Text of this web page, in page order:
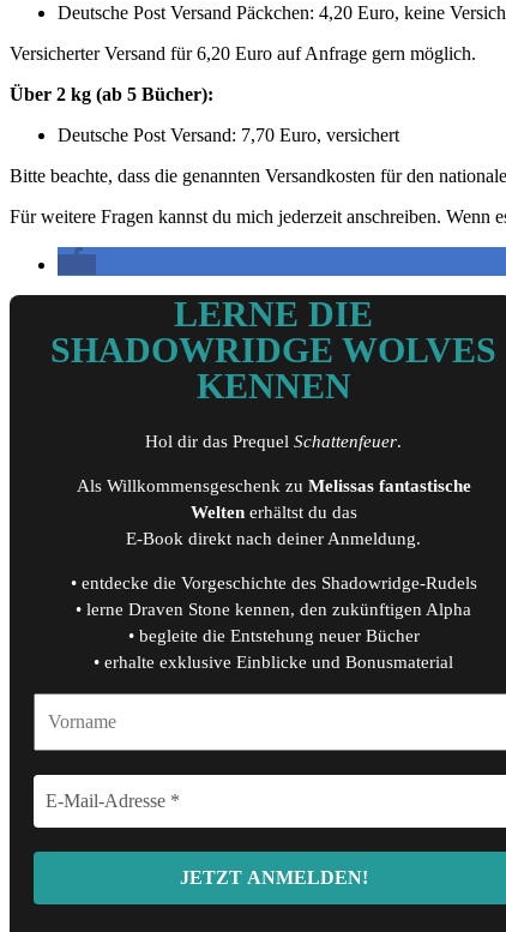
Deutsche Post Versand Päckchen: 4,20 Euro, keine
Versicherter Versand für 6,20 Euro auf Anfrage gern möglich.
Über 2 kg (ab 5 Bücher):
Deutsche Post Versand: 7,70 Euro, versichert
Bitte beachte, dass die genannten Versandkosten für den
Für weitere Fragen kannst du mich jederzeit anschreiben. Wenn
LERNE DIE
SHADOWRIDGE WOLVES
KENNEN
Hol dir das Prequel Schattenfeuer.
Als Willkommensgeschenk zu Melissas fantastische
Weltenerhältst du das
E-Book direkt nach deiner Anmeldung.
• entdecke die Vorgeschichte des Shadowridge-Rudels
• lerne Draven Stone kennen, den zukünftigen Alpha
• begleite die Entstehung neuer Bücher
• erhalte exklusive Einblicke und Bonusmaterial